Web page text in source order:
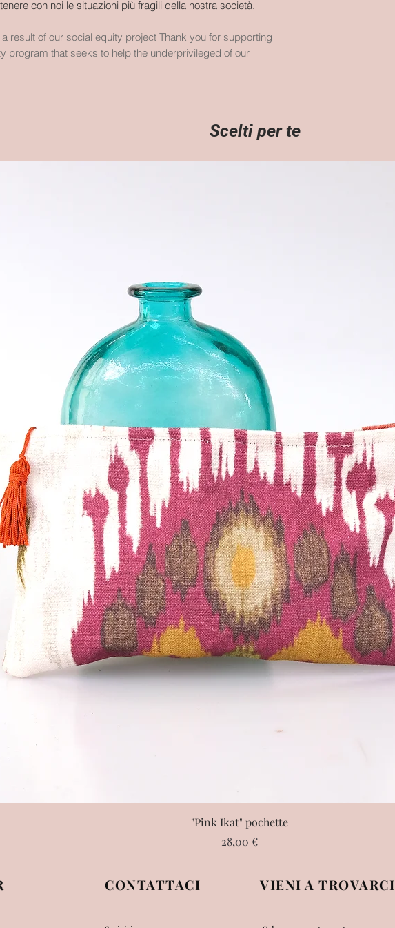
con noi le situazioni più fragili della nostra società.
result of our social equity project Thank you for supporting
program that seeks to help the underprivileged of our
Scelti per te
"Pink Ikat" pochette
Prezzo
28,00 €
CONTATTACI VIENI A TROVARCI